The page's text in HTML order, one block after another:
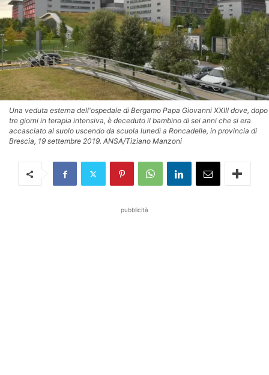
Una veduta esterna dell'ospedale di Bergamo Papa Giovanni XXIII dove, dopo
tre giorni in terapia intensiva, è deceduto il bambino di sei anni che si era
accasciato al suolo uscendo da scuola lunedì a Roncadelle, in provincia di
Brescia, 19 settembre 2019. ANSA/Tiziano Manzoni
pubblicità